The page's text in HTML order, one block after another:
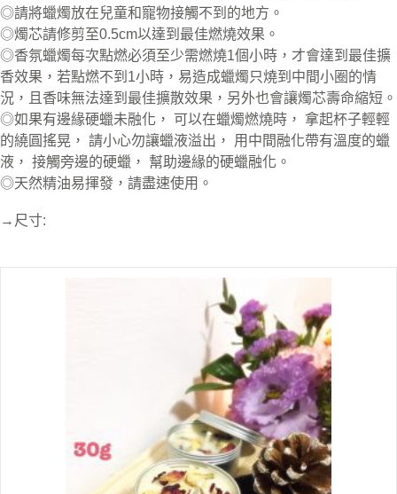
◎請將蠟燭放在兒童和寵物接觸不到的地方。
◎燭芯請修剪至0.5cm以達到最佳燃燒效果。
◎香氛蠟燭每次點燃必須至少需燃燒1個小時，才會達到最佳擴
香效果，若點燃不到1小時，易造成蠟燭只燒到中間小圈的情
況，且香味無法達到最佳擴散效果，另外也會讓燭芯壽命縮短。
◎如果有邊緣硬蠟未融化， 可以在蠟燭燃燒時， 拿起杯子輕輕
的繞圓搖晃， 請小心勿讓蠟液溢出， 用中間融化帶有溫度的蠟
液， 接觸旁邊的硬蠟， 幫助邊緣的硬蠟融化。
◎天然精油易揮發，請盡速使用。
→尺寸: